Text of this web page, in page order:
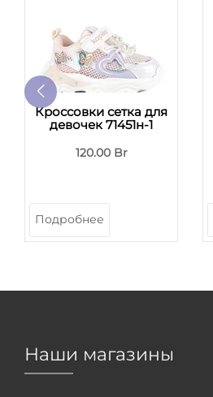
Кроссовки сетка для
девочек 71451н-1
120.00 Br
Подробнее
Наши магазины